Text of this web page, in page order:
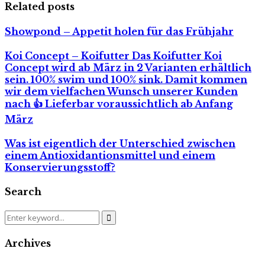
Related posts
Showpond – Appetit holen für das Frühjahr
Koi Concept – Koifutter Das Koifutter Koi
Concept wird ab März in 2 Varianten erhältlich
sein. 100% swim und 100% sink. Damit kommen
wir dem vielfachen Wunsch unserer Kunden
nach 👍 Lieferbar voraussichtlich ab Anfang
März
Was ist eigentlich der Unterschied zwischen
einemAntioxidantionsmittel und einem
Konservierungsstoff?
Search
Search
Search
Archives